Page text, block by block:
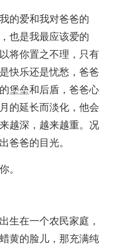
爱和我对爸爸的
也是我最应该爱的
将你置之不理，只有
快乐还是忧愁，爸爸
堡垒和后盾，爸爸心
的延长而淡化，他会
越深，越来越重。况
爸爸的目光。
。
在一个农民家庭，
黄的脸儿，那充满纯